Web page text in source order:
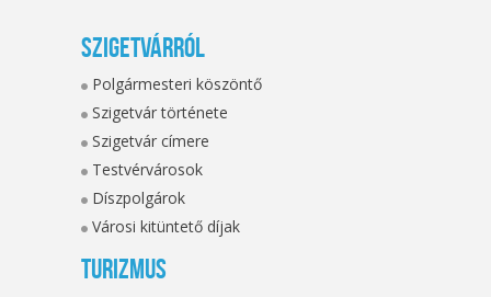
Szigetvárról
Polgármesteri köszöntő
Szigetvár története
Szigetvár címere
Testvérvárosok
Díszpolgárok
Városi kitüntető díjak
Turizmus